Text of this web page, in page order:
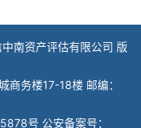
南资产评估有限公司 版
商务楼17-18楼 邮编：
号 公安备案号：